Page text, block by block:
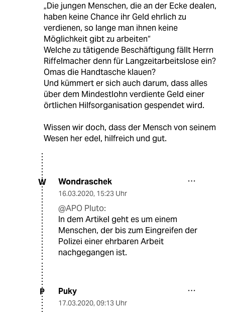
„Die jungen Menschen, die an der Ecke dealen,
haben keine Chance ihr Geld ehrlich zu
verdienen, so lange man ihnen keine
Möglichkeit gibt zu arbeiten“
Welche zu tätigende Beschäftigung fällt Herrn
Riffelmacher denn für Langzeitarbeitslose ein?
Omas die Handtasche klauen?
Und kümmert er sich auch darum, dass alles
über dem Mindestlohn verdiente Geld einer
örtlichen Hilfsorganisation gespendet wird.
Wissen wir doch, dass der Mensch von seinem
Wesen her edel, hilfreich und gut.
W Wondraschek
16.03.2020, 15:23 Uhr
@APO Pluto:
In dem Artikel geht es um einem
Menschen, der bis zum Eingreifen der
Polizei einer ehrbaren Arbeit
nachgegangen ist.
P Puky
17.03.2020, 09:13 Uhr